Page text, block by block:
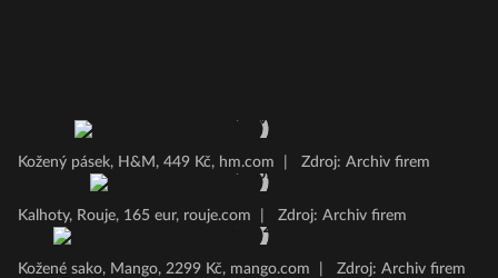
Kožený pásek, H&M, 449 Kč, hm.com Zdroj: Archiv firem
Kalhoty, Rouje, 165 eur, rouje.com Zdroj: Archiv firem
Kožené sako, Mango, 2299 Kč, mango.com Zdroj: Archiv firem